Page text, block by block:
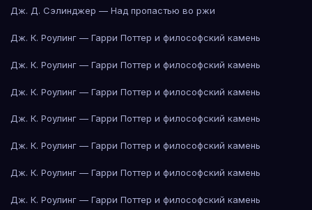
Дж. Д. Сэлинджер — Над пропастью во ржи
Дж. К. Роулинг — Гарри Поттер и философский камень
Дж. К. Роулинг — Гарри Поттер и философский камень
Дж. К. Роулинг — Гарри Поттер и философский камень
Дж. К. Роулинг — Гарри Поттер и философский камень
Дж. К. Роулинг — Гарри Поттер и философский камень
Дж. К. Роулинг — Гарри Поттер и философский камень
Дж. К. Роулинг — Гарри Поттер и философский камень